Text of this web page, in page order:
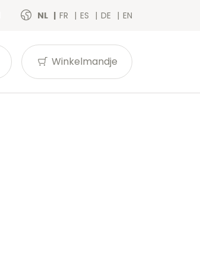
NL FR ES DE EN
Winkelmandje